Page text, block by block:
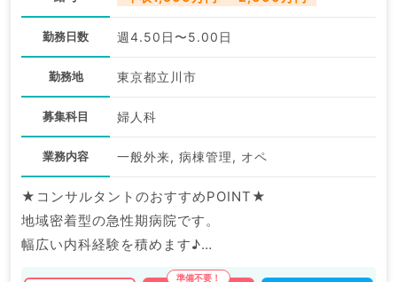
勤務日数 週4.50日〜5.00日
勤務地 東京都立川市
募集科目 婦人科
業務内容 一般外来, 病棟管理, オペ
★コンサルタントのおすすめPOINT★
地域密着型の急性期病院です。
幅広い内科経験を積めます♪